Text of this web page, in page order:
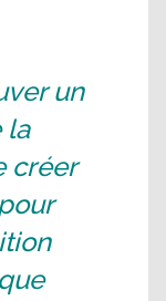
un
la
créer